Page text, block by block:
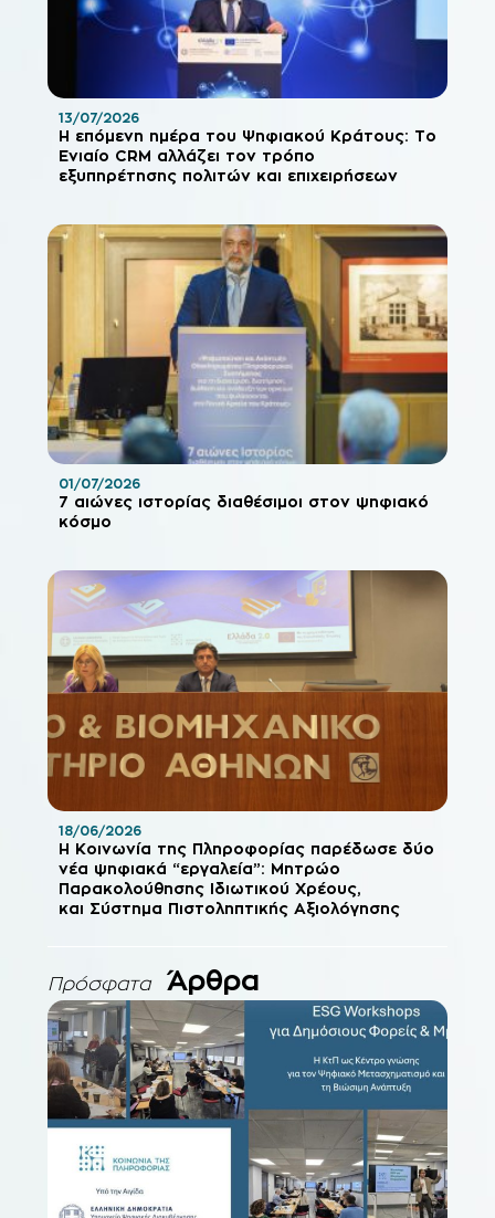
Η επόμενη ημέρα του Ψηφιακού Κράτους: Το
Ενιαίο CRM αλλάζει τον τρόπο
εξυπηρέτησης πολιτών και επιχειρήσεων
13/07/2026
7 αιώνες ιστορίας διαθέσιμοι στον ψηφιακό
κόσμο
01/07/2026
Η Κοινωνία της Πληροφορίας παρέδωσε δύο
νέα ψηφιακά “εργαλεία”: Μητρώο
Παρακολούθησης Ιδιωτικού Χρέους,
και Σύστημα Πιστοληπτικής Αξιολόγησης
18/06/2026
Πρόσφατα Άρθρα